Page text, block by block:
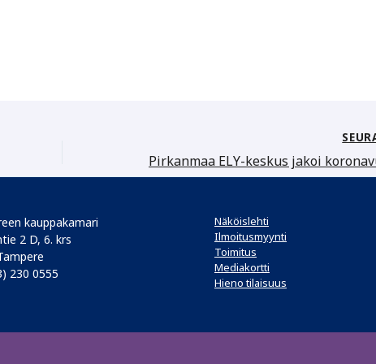
kauppakamari
2 D, 6. krs
230 0555
Näköislehti
Ilmoitusmyynti
Toimitus
Mediakortti
Hieno tilaisuus